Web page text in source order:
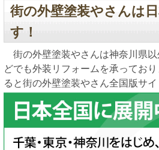
街の外壁塗装やさんは
す！
街の外壁塗装やさんは神奈川県
どでも外装リフォームを承ってお
ると街の外壁塗装やさん全国版サイ